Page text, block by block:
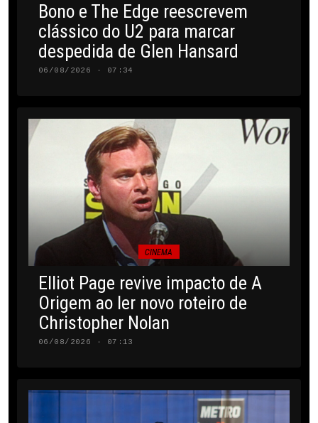
Bono e The Edge reescrevem
clássico do U2 para marcar
despedida de Glen Hansard
06/08/2026 · 07:34
CINEMA
Elliot Page revive impacto de A
Origem ao ler novo roteiro de
Christopher Nolan
06/08/2026 · 07:13